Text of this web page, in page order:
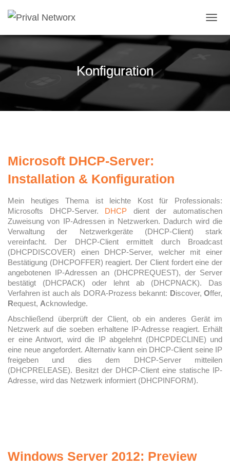
Konfiguration
Microsoft DHCP-Server:
Installation & Konfiguration
Mein heutiges Thema ist leichte Kost für Professionals:
Microsofts DHCP-Server. DHCP dient der automatischen
Zuweisung von IP-Adressen in Netzwerken. Dadurch wird die
Verwaltung der Netzwerkgeräte (DHCP-Client) stark
vereinfacht. Der DHCP-Client ermittelt durch Broadcast
(DHCPDISCOVER) einen DHCP-Server, welcher mit einer
Bestätigung (DHCPOFFER) reagiert. Der Client fordert eine der
angebotenen IP-Adressen an (DHCPREQUEST), der Server
bestätigt (DHCPACK) oder lehnt ab (DHCPNACK). Das
Verfahren ist auch als DORA-Prozess bekannt: Discover,Offer,
Request, Acknowledge.
Abschließend überprüft der Client, ob ein anderes Gerät im
Netzwerk auf die soeben erhaltene IP-Adresse reagiert. Erhält
er eine Antwort, wird die IP abgelehnt (DHCPDECLINE) und
eine neue angefordert. Alternativ kann ein DHCP-Client seine IP
freigeben und dies dem DHCP-Server mitteilen
(DHCPRELEASE). Besitzt der DHCP-Client eine statische IP-
Adresse, wird das Netzwerk informiert (DHCPINFORM).
Windows Server 2012: Preview